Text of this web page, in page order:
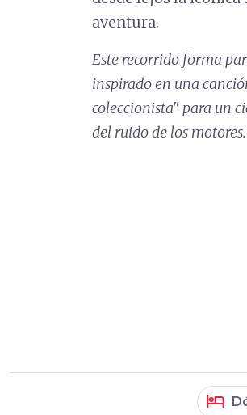
aventura.
Este recorrido forma
inspirado en una
coleccionista" para un
del ruido de los
hotel